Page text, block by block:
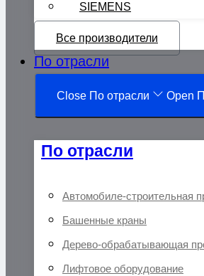
SIEMENS
Все производители
По отрасли
Close По отрасли Open
По отрасли
Автомобиле-строительная
Башенные краны
Дерево-обрабатывающая
Лифтовое оборудование